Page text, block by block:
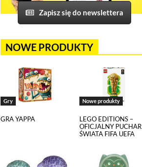
Zapisz się do newslettera
NOWE PRODUKTY
Gry
GRA YAPPA
Nowe produkty
LEGO EDITIONS –
OFICJALNY PUCHAR
ŚWIATA FIFA UEFA